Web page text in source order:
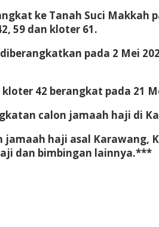
ke Tanah Suci
59 dan kloter 61.
pada 2 Mei
42 berangkat pada 21
calon jamaah haji di
haji asal
dan bimbingan lainnya.***